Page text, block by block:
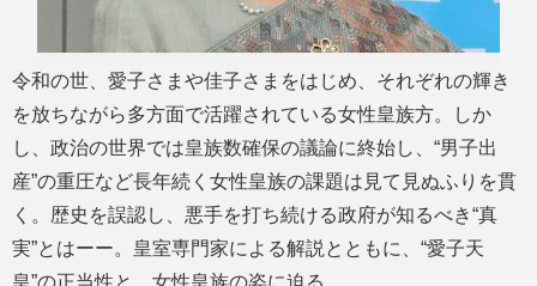
令和の世、愛子さまや佳子さまをはじめ、それぞれの輝き
を放ちながら多方面で活躍されている女性皇族方。しか
し、政治の世界では皇族数確保の議論に終始し、“男子出
産”の重圧など長年続く女性皇族の課題は見て見ぬふりを貫
く。歴史を誤認し、悪手を打ち続ける政府が知るべき“真
実”とはーー。皇室専門家による解説とともに、“愛子天
皇”の正当性と、女性皇族の姿に迫る。